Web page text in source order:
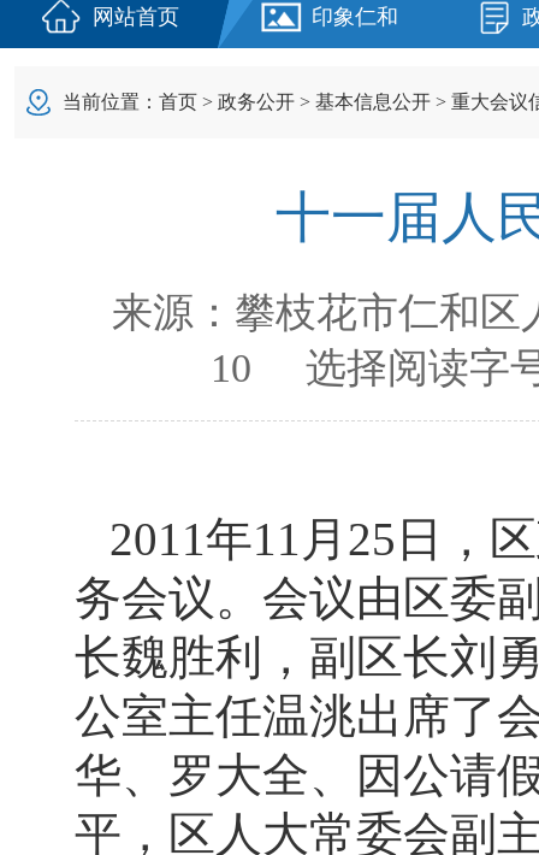
网站首页 印象仁和
当前位置： 首页 > 政务公开 > 基本信息公开 > 重大会议
十一届人
来源： 攀枝花市仁和区
10 选择阅读字
2011年11 月 25 日
，
务会议。会议由区委
长魏胜利，副区长刘
公室主任温洮出席了
华、罗大全、因公请
平，区人大常委会副